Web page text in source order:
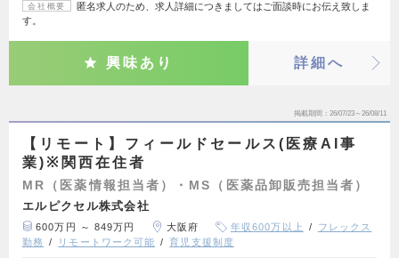
会社概要
匿名求人のため、求人詳細につきましてはご面談時にお伝え致しま
す。
興味あり 詳細へ
掲載期間 26/07/23～26/08/11
【リモート】フィールドセールス(医療AI事
業)※関西在住者
MR（医薬情報担当者）・MS（医薬品卸販売担当者）
エルピクセル株式会社
600万円 ～ 849万円 大阪府 年収600万以上
フレックス
勤務
リモートワーク可能 育児支援制度